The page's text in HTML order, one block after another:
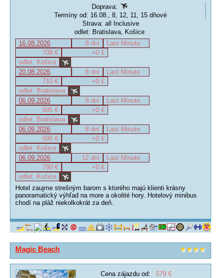
Doprava:
Termíny od: 16.08., 8, 12, 11, 15 dňové
Strava: all Inclusive
odlet: Bratislava, Košice
16.08.2026
8 dní
Last Minute
708 €
+0 €
odlet: Košice
20.08.2026
8 dní
Last Minute
710 €
+0 €
odlet: Bratislava
06.09.2026
8 dní
Last Minute
695 €
+0 €
odlet: Bratislava
06.09.2026
8 dní
Last Minute
695 €
+0 €
odlet: Košice
06.09.2026
12 dní
Last Minute
780 €
+0 €
odlet: Košice
Hotel zaujme strešným barom s ktorého majú klienti krásny
panoramatický výhľad na more a okolité hory. Hotelový minibus
chodí na pláž niekolkokrát za deň.
Magic Beach
Cena zájazdu od:
579 €